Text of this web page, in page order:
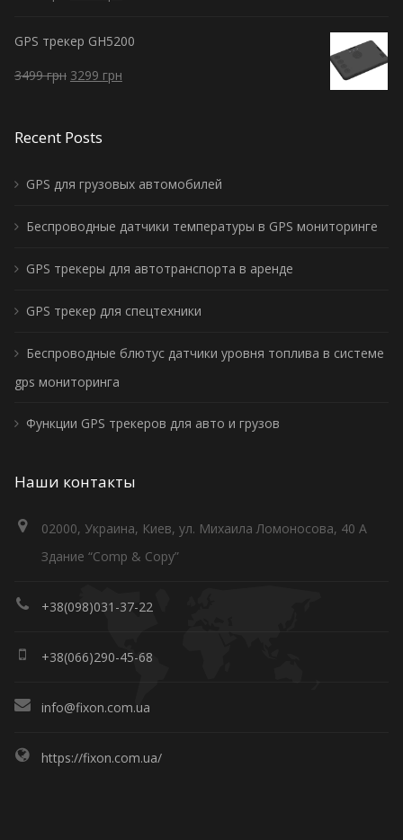
GPS трекер GH5200
3499грн 3299 грн
Recent Posts
GPS для грузовых автомобилей
Беспроводные датчики температуры в GPS мониторинге
GPS трекеры для автотранспорта в аренде
GPS трекер для спецтехники
Беспроводные блютус датчики уровня топлива в системе
gps мониторинга
Функции GPS трекеров для авто и грузов
Наши контакты
02000, Украина, Киев, ул. Михаила Ломоносова, 40 А
Здание “Comp & Copy”
+38(098)031-37-22
+38(066)290-45-68
info@fixon.com.ua
https://fixon.com.ua/